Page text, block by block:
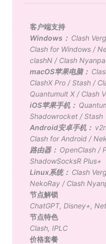
客户端支持
Windows： Clash
Clash for Windows/
clashN/ Clash
macOS苹果电脑：
ClashX Pro/Stash/
Quantumult X/ Clash
iOS苹果手机：
Shadowrocket/Stash
Android安卓手机：
Clash for Android/
路由器： OpenClash/
ShadowSocksR Plus+
Linux系统： Clash
NekoRay/ Clash
节点解锁
ChatGPT, Disney+,
节点特色
Clash, IPLC
价格套餐